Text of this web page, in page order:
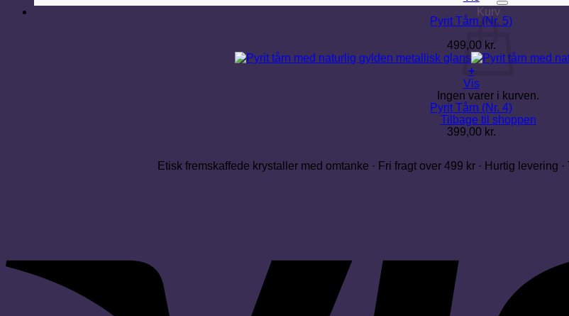
Kurv
Ingen varer i kurven.
Tilbage til shoppen
Pyrit Tårn (Nr. 5)
499,00 kr.
+
Vis
Pyrit Tårn (Nr. 4)
399,00 kr.
Etisk fremskaffede krystaller med omtanke · Fri fragt over 499 kr · Hurtig levering